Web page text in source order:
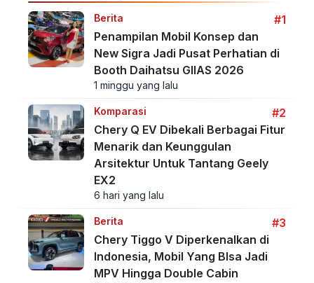
Berita
#1
Penampilan Mobil Konsep dan
New Sigra Jadi Pusat Perhatian di
Booth Daihatsu GIIAS 2026
1 minggu yang lalu
Komparasi
#2
Chery Q EV Dibekali Berbagai Fitur
Menarik dan Keunggulan
Arsitektur Untuk Tantang Geely
EX2
6 hari yang lalu
Berita
#3
Chery Tiggo V Diperkenalkan di
Indonesia, Mobil Yang BIsa Jadi
MPV Hingga Double Cabin